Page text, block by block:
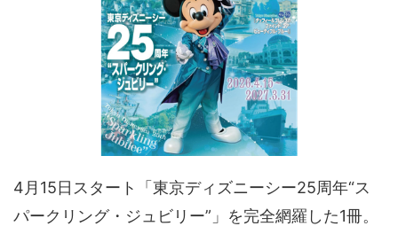
4月15日スタート「東京ディズニーシー25周年“ス
パークリング・ジュビリー”」を完全網羅した1冊。